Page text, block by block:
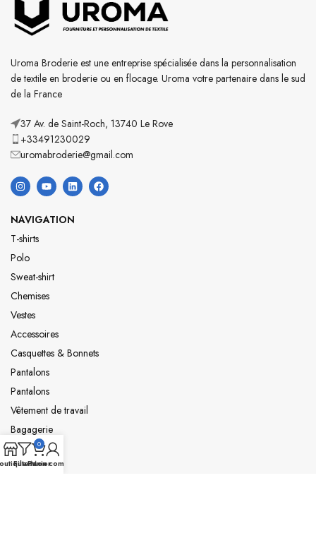
Uroma Broderie est une entreprise spécialisée dans la personnalisation
de textile en broderie ou en flocage. Uroma votre partenaire dans le sud
de la France
37 Av. de Saint-Roch, 13740 Le Rove
+33491230029
uromabroderie@gmail.com
NAVIGATION
T-shirts
Polo
Sweat-shirt
Chemises
Vestes
Accessoires
Casquettes & Bonnets
Pantalons
Pantalons
Vêtement de travail
Bagagerie
Sport
Filters
0
Panier
Mon compte